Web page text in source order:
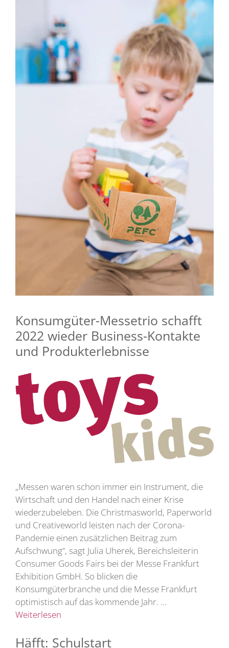
Konsumgüter-Messetrio schafft
2022 wieder Business-Kontakte
und Produkterlebnisse
„Messen waren schon immer ein Instrument, die
Wirtschaft und den Handel nach einer Krise
wiederzubeleben. Die Christmasworld, Paperworld
und Creativeworld leisten nach der Corona-
Pandemie einen zusätzlichen Beitrag zum
Aufschwung“, sagt Julia Uherek, Bereichsleiterin
Consumer Goods Fairs bei der Messe Frankfurt
Exhibition GmbH. So blicken die
Konsumgüterbranche und die Messe Frankfurt
optimistisch auf das kommende Jahr. …
Weiterlesen
Häfft: Schulstart